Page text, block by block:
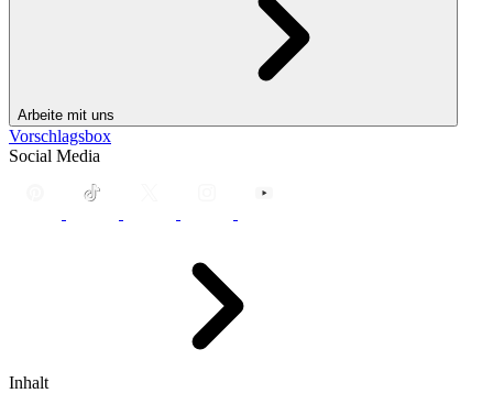
Arbeite mit uns
Vorschlagsbox
Social Media
Inhalt